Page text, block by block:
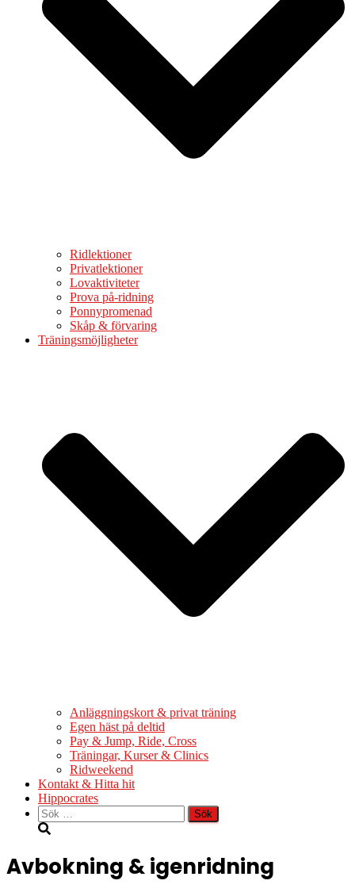
Ridlektioner
Privatlektioner
Lovaktiviteter
Prova på-ridning
Ponnypromenad
Skåp & förvaring
Träningsmöjligheter
Anläggningskort & privat träning
Egen häst på deltid
Pay & Jump, Ride, Cross
Träningar, Kurser & Clinics
Ridweekend
Kontakt & Hitta hit
Hippocrates
Sök
efter:
Avbokning & igenridning